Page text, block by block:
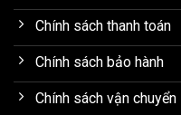
Chính sách thanh toán
Chính sách bảo hành
Chính sách vận chuyển